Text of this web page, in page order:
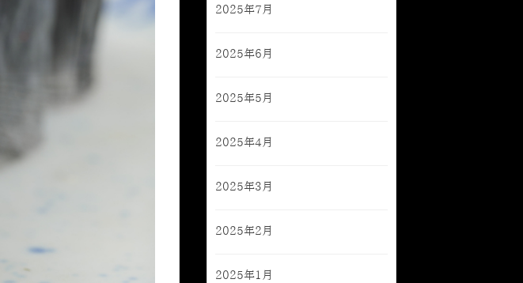
2025年7月
2025年6月
2025年5月
2025年4月
2025年3月
2025年2月
2025年1月